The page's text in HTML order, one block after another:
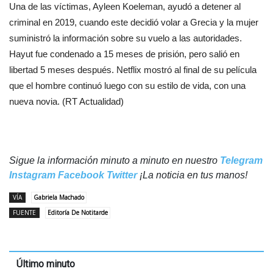
Una de las víctimas, Ayleen Koeleman, ayudó a detener al
criminal en 2019, cuando este decidió volar a Grecia y la mujer
suministró la información sobre su vuelo a las autoridades.
Hayut fue condenado a 15 meses de prisión, pero salió en
libertad 5 meses después. Netflix mostró al final de su película
que el hombre continuó luego con su estilo de vida, con una
nueva novia. (RT Actualidad)
Sigue la información minuto a minuto en nuestro Telegram
Instagram Facebook Twitter¡La noticia en tus manos!
VÍA
Gabriela Machado
FUENTE
Editoría De Notitarde
Último minuto